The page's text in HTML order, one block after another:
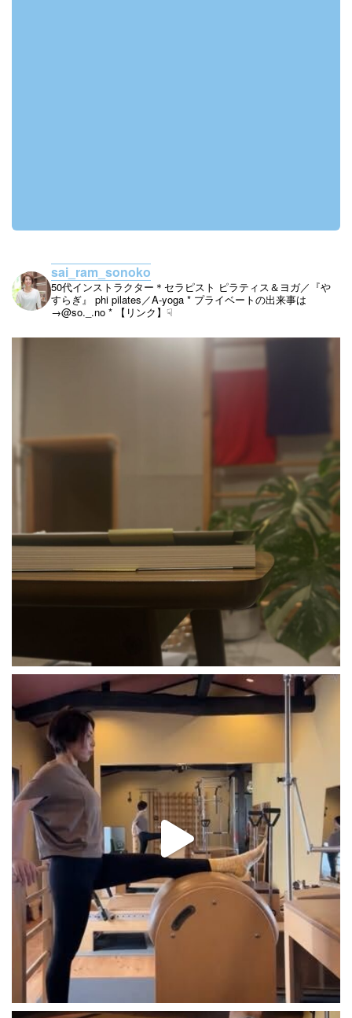
sai_ram_sonoko
50代インストラクター＊セラピスト ピラティス＆ヨガ／『や
すらぎ』
phi pilates／A-yoga * プライベートの出来事は
→@so._.no * 【リンク】☟